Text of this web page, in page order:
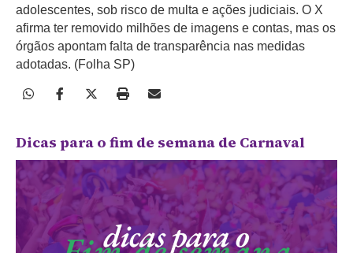
adolescentes, sob risco de multa e ações judiciais. O X
afirma ter removido milhões de imagens e contas, mas os
órgãos apontam falta de transparência nas medidas
adotadas. (Folha SP)
Dicas para o fim de semana de Carnaval